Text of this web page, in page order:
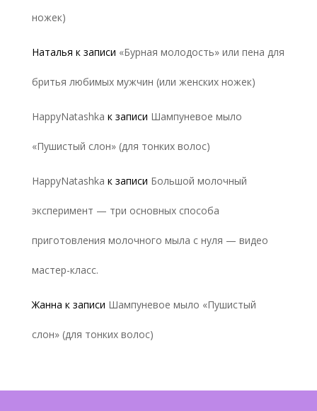
ножек)
Наталья к записи «Бурная молодость» или пена для
бритья любимых мужчин (или женских ножек)
HappyNatashka к записи Шампуневое мыло
«Пушистый слон» (для тонких волос)
HappyNatashka к записи Большой молочный
эксперимент — три основных способа
приготовления молочного мыла с нуля — видео
мастер-класс.
Жанна к записи Шампуневое мыло «Пушистый
слон» (для тонких волос)